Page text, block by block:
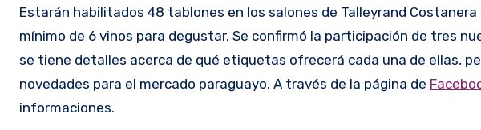
Estarán habilitados 48 tablones en los salones de Talleyrand
mínimo de 6 vinos para degustar. Se confirmó la participación de tres
se tiene detalles acerca de qué etiquetas ofrecerá cada una de ellas,
novedades para el mercado paraguayo. A través de la página de
informaciones.